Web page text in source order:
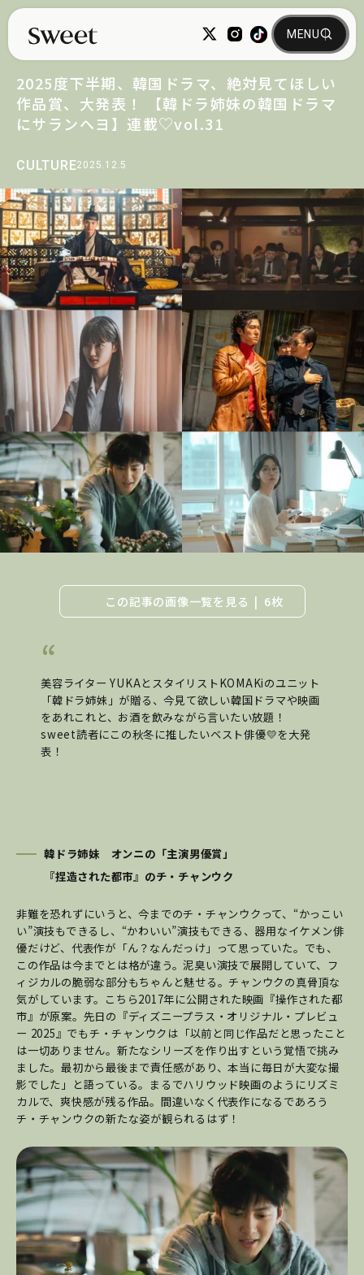
CULTURE2025.12.5
2025度下半期、韓国ドラマ、絶対見てほしい
作品賞、大発表！ 【韓ドラ姉妹の韓国ドラマ
にサランヘヨ】連載♡vol.31
この記事の画像一覧を見る 6枚
美容ライター YUKAとスタイリストKOMAKiのユニット
「韓ドラ姉妹」が贈る、今見て欲しい韓国ドラマや映画
をあれこれと、お酒を飲みながら言いたい放題！
sweet読者にこの秋冬に推したいベスト俳優💛を大発
表！
韓ドラ姉妹 オンニの「主演男優賞」
『捏造された都市』のチ・チャンウク
非難を恐れずにいうと、今までのチ・チャンウクって、“かっこい
い”演技もできるし、“かわいい”演技もできる、器用なイケメン俳
優だけど、代表作が「ん？なんだっけ」って思っていた。でも、
この作品は今までとは格が違う。泥臭い演技で展開していて、フ
ィジカルの脆弱な部分もちゃんと魅せる。チャンウクの真骨頂な
気がしています。こちら2017年に公開された映画『操作された都
市』が原案。先日の『ディズニープラス・オリジナル・プレビュ
ー 2025』でもチ・チャンウクは「以前と同じ作品だと思ったこと
は一切ありません。新たなシリーズを作り出すという覚悟で挑み
ました。最初から最後まで責任感があり、本当に毎日が大変な撮
影でした」と語っている。まるでハリウッド映画のようにリズミ
カルで、爽快感が残る作品。間違いなく代表作になるであろう
チ・チャンウクの新たな姿が観られるはず！